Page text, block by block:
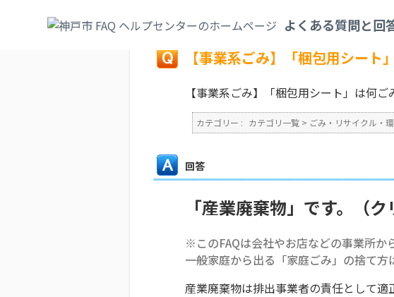
よくある質問と回
戻る
【事業系ごみ】「梱包用シート
【事業系ごみ】「梱包用シート」は何
カテゴリー : カテゴリ一覧 > ごみ・リサイクル・
回答
「産業廃棄物」です。（
※このFAQは会社やお店などの事業所か
一般家庭から出る「家庭ごみ」の捨て方
産業廃棄物は排出事業者の責任として適